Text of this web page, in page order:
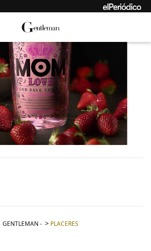
GENTLEMAN - PLACERES